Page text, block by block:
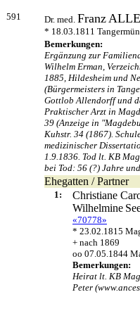
591 Dr. med. Franz
* 18.03.1811
Bemerkungen:
Ergänzung zur
Wilhelm Erman,
1885, Hildesheim und
(Bürgermeisters in
Gottlob Allendorff und
Praktischer Arzt in
39 (Anzeige in
Kuhstr. 34 (1867).
medizinischer
1.9.1836. Tod lt. KB
bei Tod: 56 (?) Jahre
Ehegatten / Partner
1:
Christiane
Wilhelmine
«70778»
* 23.02.1815
+ nach 1869
oo 07.05.1844
Bemerkungen:
Heirat lt. KB
Peter